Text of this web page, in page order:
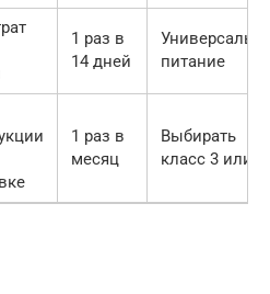
1 раз в
14 дней
питание
1 раз в
месяц
Выбирать
класс 3 или 4